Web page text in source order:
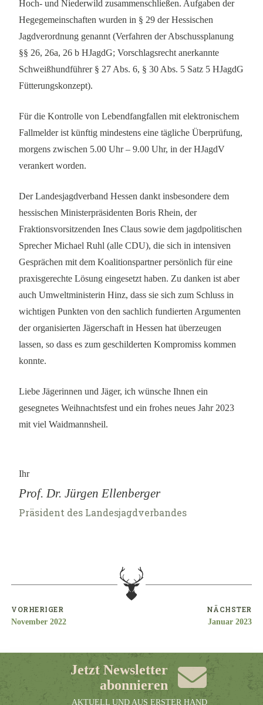
Hoch- und Niederwild zusammenschließen. Aufgaben der
Hegegemeinschaften wurden in § 29 der Hessischen
Jagdverordnung genannt (Verfahren der Abschussplanung
§§ 26, 26a, 26 b HJagdG; Vorschlagsrecht anerkannte
Schweißhundführer § 27 Abs. 6, § 30 Abs. 5 Satz 5 HJagdG
Fütterungskonzept).
Für die Kontrolle von Lebendfangfallen mit elektronischem
Fallmelder ist künftig mindestens eine tägliche Überprüfung,
morgens zwischen 5.00 Uhr – 9.00 Uhr, in der HJagdV
verankert worden.
Der Landesjagdverband Hessen dankt insbesondere dem
hessischen Ministerpräsidenten Boris Rhein, der
Fraktionsvorsitzenden Ines Claus sowie dem jagdpolitischen
Sprecher Michael Ruhl (alle CDU), die sich in intensiven
Gesprächen mit dem Koalitionspartner persönlich für eine
praxisgerechte Lösung eingesetzt haben. Zu danken ist aber
auch Umweltministerin Hinz, dass sie sich zum Schluss in
wichtigen Punkten von den sachlich fundierten Argumenten
der organisierten Jägerschaft in Hessen hat überzeugen
lassen, so dass es zum geschilderten Kompromiss kommen
konnte.
Liebe Jägerinnen und Jäger, ich wünsche Ihnen ein
gesegnetes Weihnachtsfest und ein frohes neues Jahr 2023
mit viel Waidmannsheil.
Ihr
Prof. Dr. Jürgen Ellenberger
Präsident des Landesjagdverbandes
VORHERIGER
November 2022
NÄCHSTER
Januar 2023
Jetzt Newsletter
abonnieren
AKTUELL UND AUS ERSTER HAND